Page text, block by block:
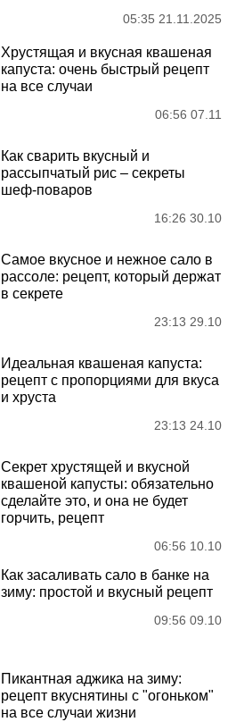
05:35 21.11.2025
Хрустящая и вкусная квашеная
капуста: очень быстрый рецепт
на все случаи
06:56 07.11
Как сварить вкусный и
рассыпчатый рис – секреты
шеф-поваров
16:26 30.10
Самое вкусное и нежное сало в
рассоле: рецепт, который держат
в секрете
23:13 29.10
Идеальная квашеная капуста:
рецепт с пропорциями для вкуса
и хруста
23:13 24.10
Секрет хрустящей и вкусной
квашеной капусты: обязательно
сделайте это, и она не будет
горчить, рецепт
06:56 10.10
Как засаливать сало в банке на
зиму: простой и вкусный рецепт
09:56 09.10
Пикантная аджика на зиму:
рецепт вкуснятины с "огоньком"
на все случаи жизни